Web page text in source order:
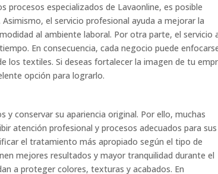
procesos especializados de Lavaonline, es posible
el servicio profesional ayuda a mejorar la
al ambiente laboral. Por otra parte, el servicio
En consecuencia, cada negocio puede
los textiles. Si deseas fortalecer la imagen de tu
opción para lograrlo.
y conservar su apariencia original. Por ello, muchas
atención profesional y procesos adecuados para sus
el tratamiento más apropiado según el tipo de
mejores resultados y mayor tranquilidad durante el
a proteger colores, texturas y acabados. En